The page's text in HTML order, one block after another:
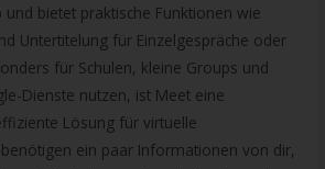
bietet praktische Funktionen wie
Untertitelung für Einzelgespräche oder
für Schulen, kleine Groups und
Dienste nutzen, ist Meet eine
Lösung für virtuelle
ein paar Informationen von dir,